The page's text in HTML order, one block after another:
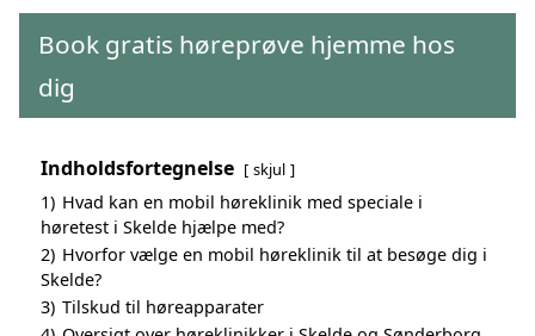
Book gratis høreprøve hjemme hos
dig
Indholdsfortegnelse skjul
1) Hvad kan en mobil høreklinik med speciale i
høretest i Skelde hjælpe med?
2) Hvorfor vælge en mobil høreklinik til at besøge dig i
Skelde?
3) Tilskud til høreapparater